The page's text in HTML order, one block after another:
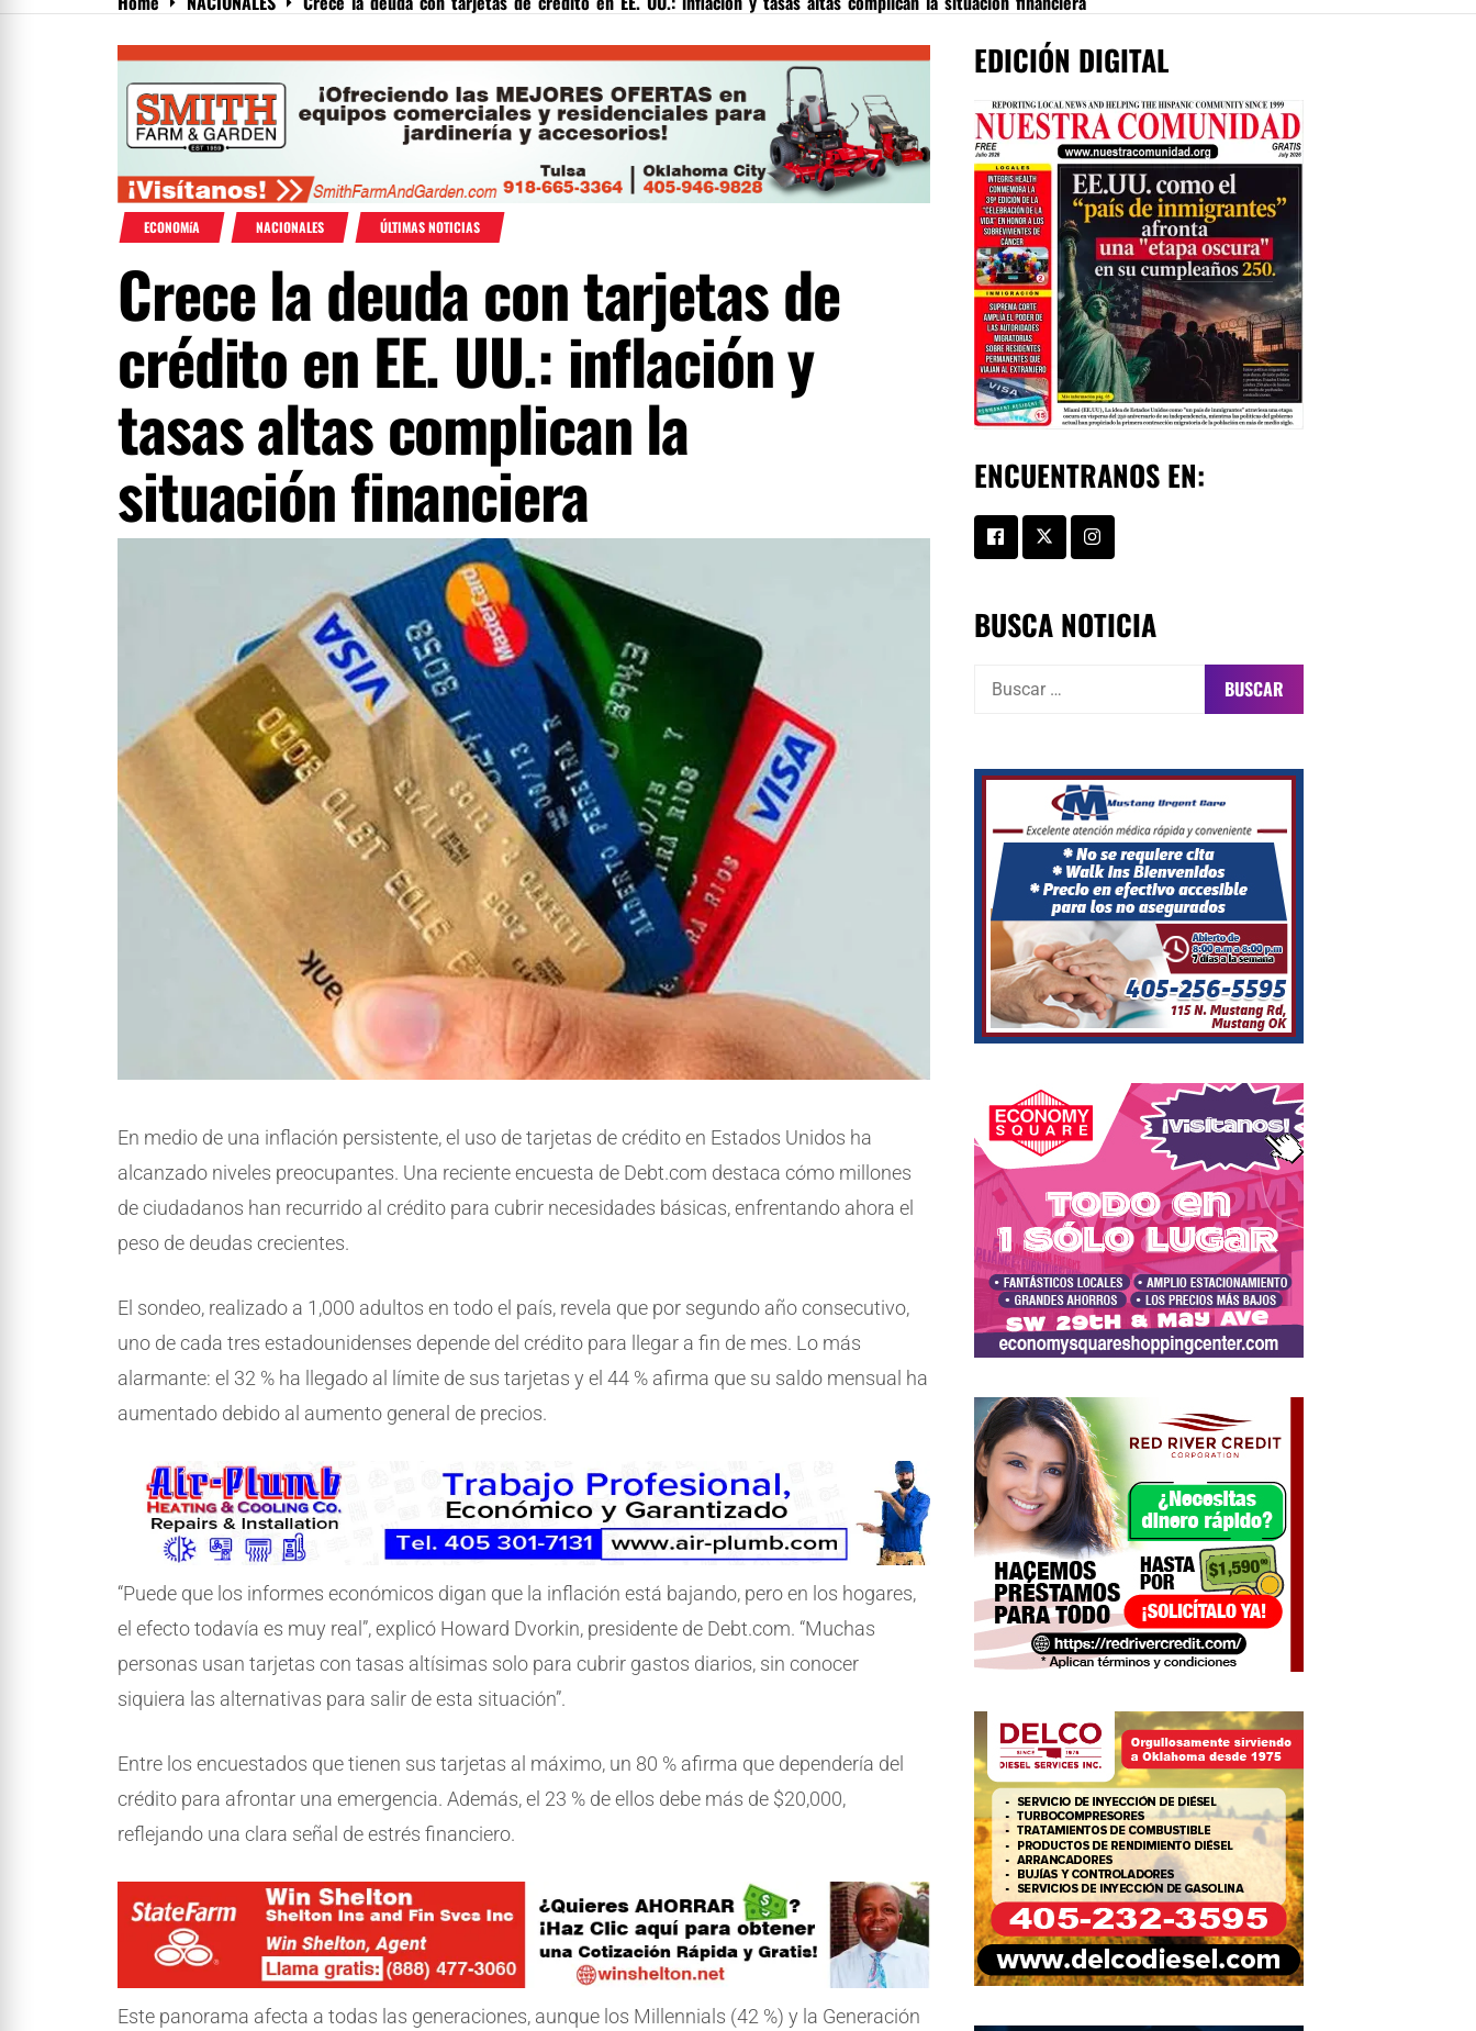
Menu
ECONOMíA NACIONALES ÚLTIMAS NOTICIAS
Crece la deuda con tarjetas de
crédito en EE. UU.: inflación y
tasas altas complican la
situación financiera
En medio de una inflación persistente, el uso de tarjetas de crédito en Estados Unidos ha
alcanzado niveles preocupantes. Una reciente encuesta de Debt.com destaca cómo millones
de ciudadanos han recurrido al crédito para cubrir necesidades básicas, enfrentando ahora el
peso de deudas crecientes.
El sondeo, realizado a 1,000 adultos en todo el país, revela que por segundo año consecutivo,
uno de cada tres estadounidenses depende del crédito para llegar a fin de mes. Lo más
alarmante: el 32 % ha llegado al límite de sus tarjetas y el 44 % afirma que su saldo mensual ha
aumentado debido al aumento general de precios.
“Puede que los informes económicos digan que la inflación está bajando, pero en los hogares,
el efecto todavía es muy real”, explicó Howard Dvorkin, presidente de Debt.com. “Muchas
personas usan tarjetas con tasas altísimas solo para cubrir gastos diarios, sin conocer
siquiera las alternativas para salir de esta situación”.
Entre los encuestados que tienen sus tarjetas al máximo, un 80 % afirma que dependería del
crédito para afrontar una emergencia. Además, el 23 % de ellos debe más de $20,000,
reflejando una clara señal de estrés financiero.
Este panorama afecta a todas las generaciones, aunque los Millennials (42 %) y la Generación
EDICIÓN DIGITAL
ENCUENTRANOS EN:
BUSCA NOTICIA
Buscar: